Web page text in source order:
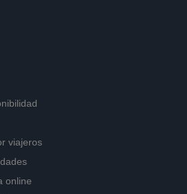
viajeros
online